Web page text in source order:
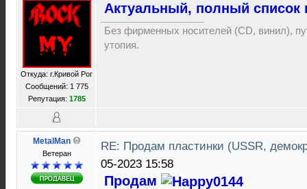
Откуда: г.Кривой Рог
Сообщений: 1 775
Репутация: 1785
Актуальный, полный список
Без фирменных носителей (CD, винил),
утопия.
MetalMan
Ветеран
RE: Продам пластинки (USSR,
05-2023 15:58
Продам